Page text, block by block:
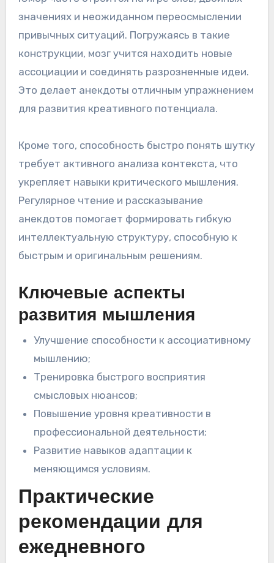
значениях и неожиданном переосмыслении
привычных ситуаций. Погружаясь в такие
конструкции, мозг учится находить новые
ассоциации и соединять разрозненные идеи.
Это делает анекдоты отличным упражнением
для развития креативного потенциала.
Кроме того, способность быстро понять шутку
требует активного анализа контекста, что
укрепляет навыки критического мышления.
Регулярное чтение и рассказывание
анекдотов помогает формировать гибкую
интеллектуальную структуру, способную к
быстрым и оригинальным решениям.
Ключевые аспекты
развития мышления
Улучшение способности к ассоциативному
мышлению;
Тренировка быстрого восприятия
смысловых нюансов;
Повышение уровня креативности в
профессиональной деятельности;
Развитие навыков адаптации к
меняющимся условиям.
Практические
рекомендации для
ежедневного